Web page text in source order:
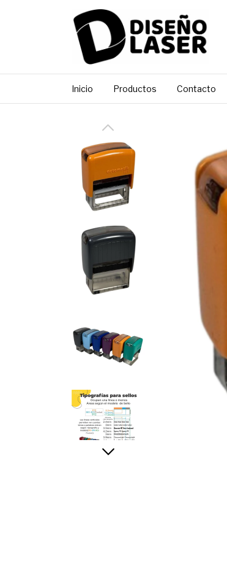
Inicio Productos Contacto